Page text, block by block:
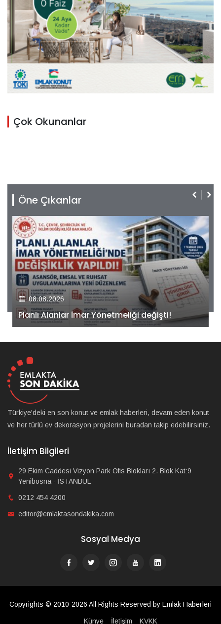
Çok Okunanlar
Öne Çıkanlar
08.08.2026
Kiler GYO’dan Pendik Dolayoba projesiyle ilgili
önemli adım!
Türkiye'deki en son konut ve emlak haberleri, devam eden konut
ve her türlü ev dekorasyon projelerini buradan takip edebilirsiniz.
İletişim Bilgileri
29 Ekim Caddesi Vizyon Park Ofis Blokları 2. Blok Kat:9
Yenibosna - İSTANBUL
0212 454 4200
editor@emlaktasondakika.com
Sosyal Medya
Copyrights © 2010-2026 All Rights Reserved by Emlak Haberleri
Künye İletişim KVKK